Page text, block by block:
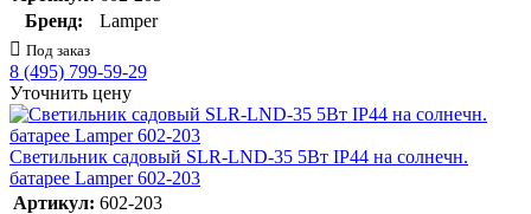
Бренд:
Lamper
Под заказ
8 (495) 799-59-29
Уточнить цену
Светильник садовый SLR-LND-35 5Вт IP44 на солнечн.
батарее Lamper 602-203
Артикул: 602-203